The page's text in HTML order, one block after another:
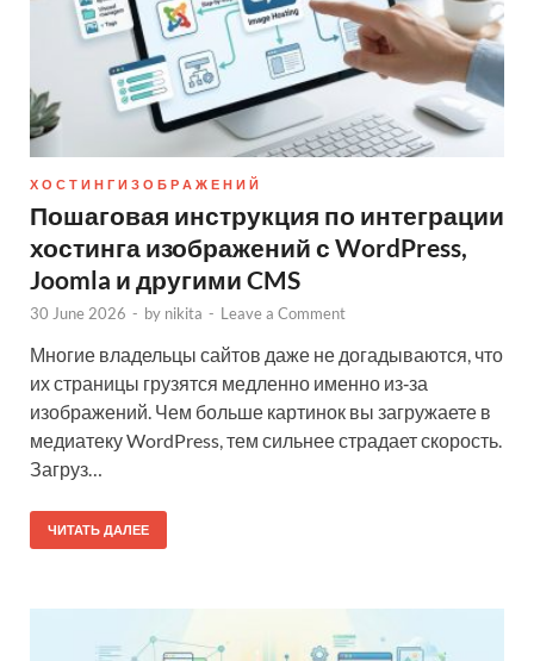
Х О С Т И Н Г И З О Б Р А Ж Е Н И Й
Пошаговая инструкция по интеграции
хостинга изображений с WordPress,
Joomla и другими CMS
30 June 2026 - by nikita - Leave a Comment
Многие владельцы сайтов даже не догадываются, что
их страницы грузятся медленно именно из‑за
изображений. Чем больше картинок вы загружаете в
медиатеку WordPress, тем сильнее страдает скорость.
Загруз…
ЧИТАТЬ ДАЛЕЕ